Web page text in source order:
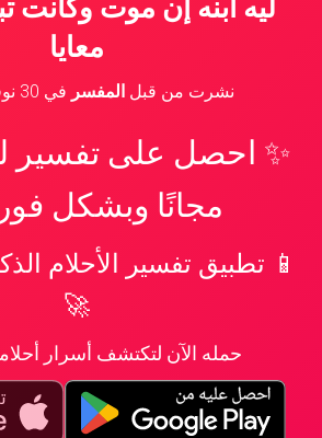
ليه ابنه إن موت وكانت
معايا
نشرت من قبل المفسر في 30 نوفمبر، 2023
✨ احصل على تفسير
مجانًا وبشكل
🚀
حمله الآن لتكتشف أسرار